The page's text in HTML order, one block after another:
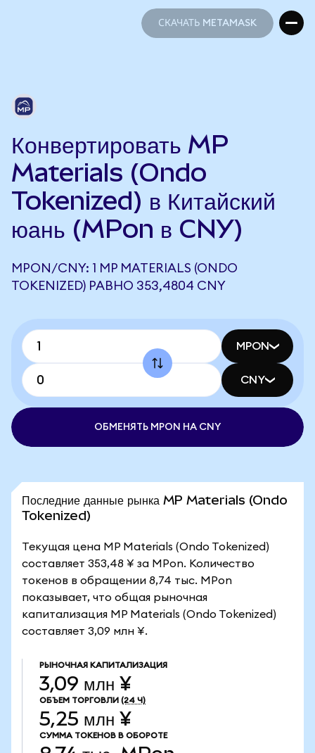
СКАЧАТЬ METAMASK
Конвертировать MP
Materials (Ondo
Tokenized) в Китайский
юань (MPon в CNY)
MPON/CNY: 1 MP MATERIALS (ONDO
TOKENIZED) РАВНО 353,4804 CNY
MPON
CNY
ОБМЕНЯТЬ MPON НА CNY
Последние данные рынка MP Materials (Ondo
Tokenized)
Текущая цена MP Materials (Ondo Tokenized)
составляет 353,48 ¥ за MPon. Количество
токенов в обращении 8,74 тыс. MPon
показывает, что общая рыночная
капитализация MP Materials (Ondo Tokenized)
составляет 3,09 млн ¥.
РЫНОЧНАЯ КАПИТАЛИЗАЦИЯ
3,09 млн ¥
ОБЪЕМ ТОРГОВЛИ (24 Ч)
5,25 млн ¥
СУММА ТОКЕНОВ В ОБОРОТЕ